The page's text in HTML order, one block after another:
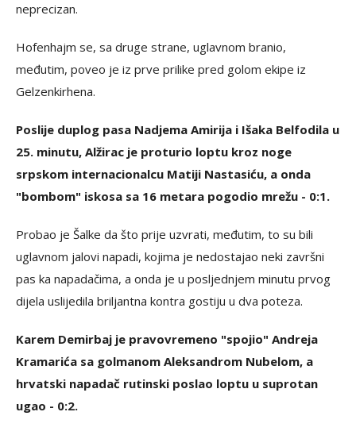
neprecizan.
Hofenhajm se, sa druge strane, uglavnom branio,
međutim, poveo je iz prve prilike pred golom ekipe iz
Gelzenkirhena.
Poslije duplog pasa Nadjema Amirija i Išaka Belfodila u
25. minutu, Alžirac je proturio loptu kroz noge
srpskom internacionalcu Matiji Nastasiću, a onda
"bombom" iskosa sa 16 metara pogodio mrežu - 0:1.
Probao je Šalke da što prije uzvrati, međutim, to su bili
uglavnom jalovi napadi, kojima je nedostajao neki završni
pas ka napadačima, a onda je u posljednjem minutu prvog
dijela uslijedila briljantna kontra gostiju u dva poteza.
Karem Demirbaj je pravovremeno "spojio" Andreja
Kramarića sa golmanom Aleksandrom Nubelom, a
hrvatski napadač rutinski poslao loptu u suprotan
ugao - 0:2.